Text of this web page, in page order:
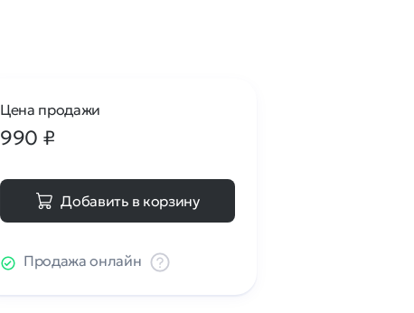
Цена продажи
990 ₽
Добавить в корзину
Продажа онлайн